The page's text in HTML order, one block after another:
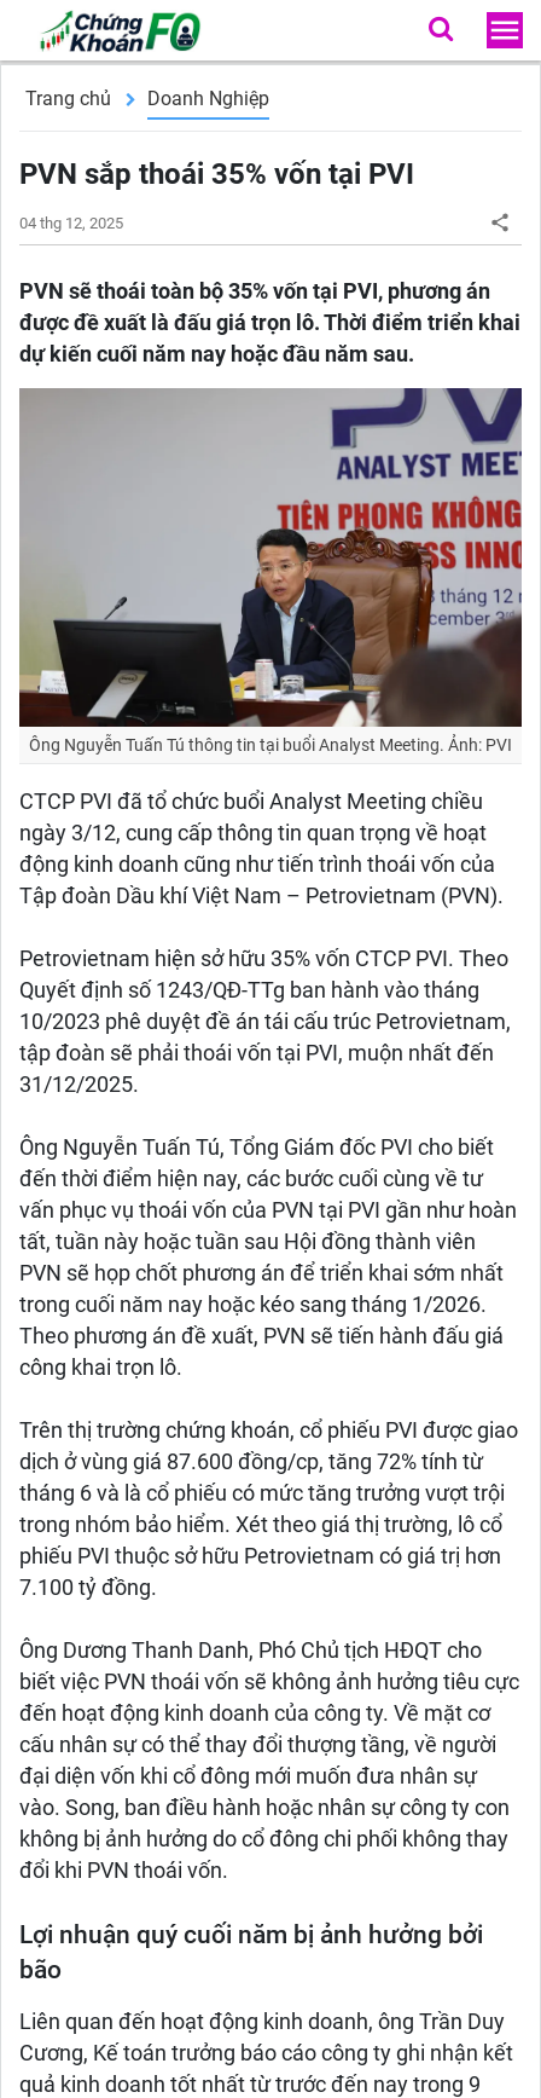
Trang chủ Doanh Nghiệp
PVN sắp thoái 35% vốn tại PVI
04 thg 12, 2025
PVN sẽ thoái toàn bộ 35% vốn tại PVI, phương án
được đề xuất là đấu giá trọn lô. Thời điểm triển khai
dự kiến cuối năm nay hoặc đầu năm sau.
Ông Nguyễn Tuấn Tú thông tin tại buổi Analyst Meeting. Ảnh: PVI
CTCP PVI đã tổ chức buổi Analyst Meeting chiều
ngày 3/12, cung cấp thông tin quan trọng về hoạt
động kinh doanh cũng như tiến trình thoái vốn của
Tập đoàn Dầu khí Việt Nam – Petrovietnam (PVN).
Petrovietnam hiện sở hữu 35% vốn CTCP PVI. Theo
Quyết định số 1243/QĐ-TTg ban hành vào tháng
10/2023 phê duyệt đề án tái cấu trúc Petrovietnam,
tập đoàn sẽ phải thoái vốn tại PVI, muộn nhất đến
31/12/2025.
Ông Nguyễn Tuấn Tú, Tổng Giám đốc PVI cho biết
đến thời điểm hiện nay, các bước cuối cùng về tư
vấn phục vụ thoái vốn của PVN tại PVI gần như hoàn
tất, tuần này hoặc tuần sau Hội đồng thành viên
PVN sẽ họp chốt phương án để triển khai sớm nhất
trong cuối năm nay hoặc kéo sang tháng 1/2026.
Theo phương án đề xuất, PVN sẽ tiến hành đấu giá
công khai trọn lô.
Trên thị trường chứng khoán, cổ phiếu PVI được giao
dịch ở vùng giá 87.600 đồng/cp, tăng 72% tính từ
tháng 6 và là cổ phiếu có mức tăng trưởng vượt trội
trong nhóm bảo hiểm. Xét theo giá thị trường, lô cổ
phiếu PVI thuộc sở hữu Petrovietnam có giá trị hơn
7.100 tỷ đồng.
Ông Dương Thanh Danh, Phó Chủ tịch HĐQT cho
biết việc PVN thoái vốn sẽ không ảnh hưởng tiêu cực
đến hoạt động kinh doanh của công ty. Về mặt cơ
cấu nhân sự có thể thay đổi thượng tầng, về người
đại diện vốn khi cổ đông mới muốn đưa nhân sự
vào. Song, ban điều hành hoặc nhân sự công ty con
không bị ảnh hưởng do cổ đông chi phối không thay
đổi khi PVN thoái vốn.
Lợi nhuận quý cuối năm bị ảnh hưởng bởi
bão
Liên quan đến hoạt động kinh doanh, ông Trần Duy
Cương, Kế toán trưởng báo cáo công ty ghi nhận kết
quả kinh doanh tốt nhất từ trước đến nay trong 9